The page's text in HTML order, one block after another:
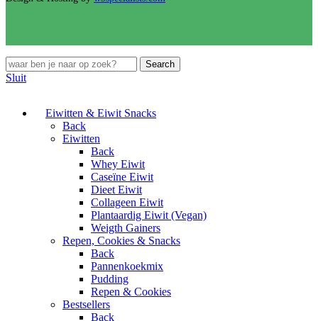
Search
Sluit
Eiwitten & Eiwit Snacks
Back
Eiwitten
Back
Whey Eiwit
Caseïne Eiwit
Dieet Eiwit
Collageen Eiwit
Plantaardig Eiwit (Vegan)
Weigth Gainers
Repen, Cookies & Snacks
Back
Pannenkoekmix
Pudding
Repen & Cookies
Bestsellers
Back